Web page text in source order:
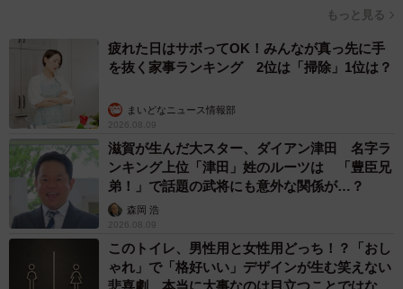
6/16
サッカーができないから代わりに駄菓子屋へ（高円寺くん提供）
するとハジメ君がガチャは1時間かけてゆっくり回すと無料
で出るという怪しげな話を持ちだします。半信半疑の高円
寺くんは、藁にもすがる思いで挑戦を決意。その後2人は1
もっと見る
疲れた日はサボってOK！みんなが真っ先に手
を抜く家事ランキング 2位は「掃除」1位は？
まいどなニュース情報部
2026.08.09
滋賀が生んだ大スター、ダイアン津田 名字ラ
ンキング上位「津田」姓のルーツは 「豊臣兄
弟！」で話題の武将にも意外な関係が…？
森岡 浩
2026.08.09
このトイレ、男性用と女性用どっち！？「おし
ゃれ」で「格好いい」デザインが生む笑えない
悲喜劇 本当に大事なのは目立つことではな